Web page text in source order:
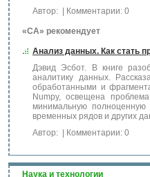
Автор:
| Комментарии: 0
«СА» рекомендует
Анализ данных. Как стать
Дэвид Эсбот. В книге
аналитику данных.
обработанными и
Numpy, освещена
минимальную полноценную
временных рядов и других
Автор:
| Комментарии: 0
Наука и технологии